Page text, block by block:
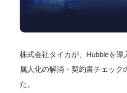
株式会社タイカが、Hubbleを導
属人化の解消・契約書チェック
た。